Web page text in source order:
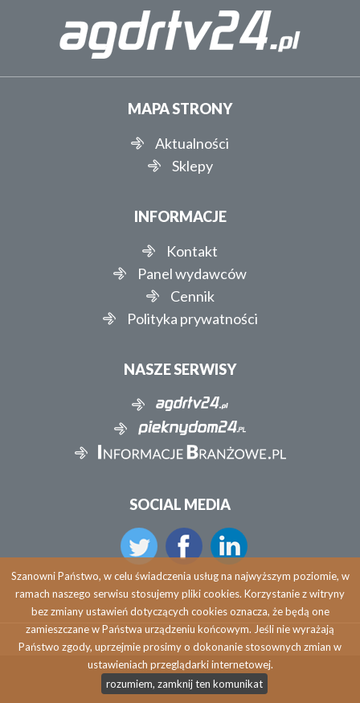
MAPA STRONY
Aktualności
Sklepy
INFORMACJE
Kontakt
Panel wydawców
Cennik
Polityka prywatności
NASZE SERWISY
SOCIAL MEDIA
Copyright © 2026 agdrtv24.pl
Szanowni Państwo, w celu świadczenia usług na najwyższym poziomie, w
ramach naszego serwisu stosujemy pliki cookies. Korzystanie z witryny
bez zmiany ustawień dotyczących cookies oznacza, że będą one
zamieszczane w Państwa urządzeniu końcowym. Jeśli nie wyrażają
Państwo zgody, uprzejmie prosimy o dokonanie stosownych zmian w
ustawieniach przeglądarki internetowej.
rozumiem, zamknij ten komunikat